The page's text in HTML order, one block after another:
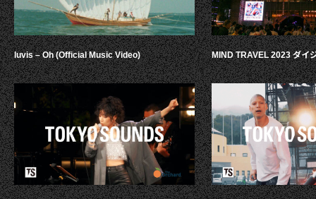
luvis – Oh (Official Music Video) MIND TRAVEL 2023 ダイ